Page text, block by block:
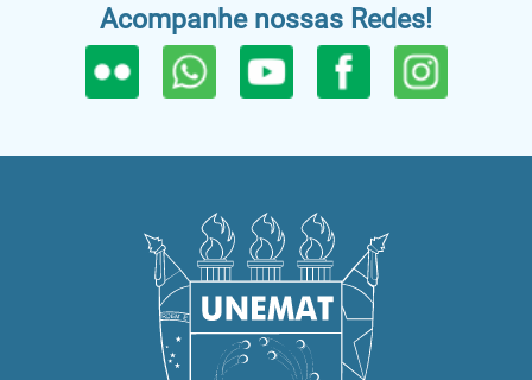
Acompanhe nossas Redes!